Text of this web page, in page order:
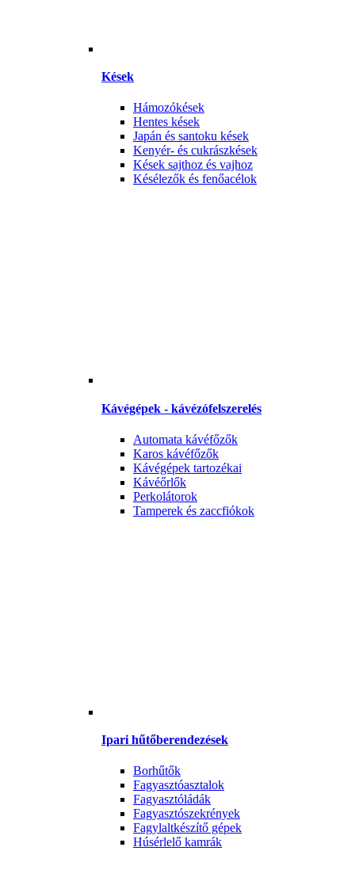
Kések
Hámozókések
Hentes kések
Japán és santoku kések
Kenyér- és cukrászkések
Kések sajthoz és vajhoz
Késélezők és fenőacélok
Kávégépek - kávézófelszerelés
Automata kávéfőzők
Karos kávéfőzők
Kávégépek tartozékai
Kávéőrlők
Perkolátorok
Tamperek és zaccfiókok
Ipari hűtőberendezések
Borhűtők
Fagyasztóasztalok
Fagyasztóládák
Fagyasztószekrények
Fagylaltkészítő gépek
Húsérlelő kamrák